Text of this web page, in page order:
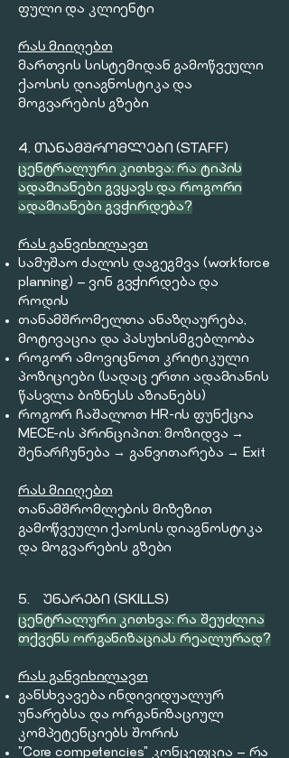
ფული და კლიენტი
რას მიიღებთ
მართვის სისტემიდან გამოწვეული
ქაოსის დიაგნოსტიკა და
მოგვარების გზები
4. ᲗᲐᲜᲐᲛᲨᲠᲝᲛᲚᲔᲑᲘ (STAFF)
​ცენტრალური კითხვა: რა ტიპის
ადამიანები გვყავს და როგორი
ადამიანები გვჭირდება?
რას განვიხილავთ
სამუშაო ძალის დაგეგმვა (workforce
planning) — ვინ გვჭირდება და
როდის
თანამშრომელთა ანაზღაურება,
მოტივაცია და პასუხისმგებლობა
როგორ ამოვიცნოთ კრიტიკული
პოზიციები (სადაც ერთი ადამიანის
წასვლა ბიზნესს აზიანებს)
როგორ ჩაშალოთ HR-ის ფუნქცია
MECE-ის პრინციპით: მოზიდვა →
შენარჩუნება → განვითარება → Exit
რას მიიღებთ
თანამშრომლების მიზეზით
გამოწვეული ქაოსის დიაგნოსტიკა
და მოგვარების გზები
5. ᲣᲜᲐᲠᲔᲑᲘ (SKILLS)
​ცენტრალური კითხვა: რა შეუძლია
თქვენს ორგანიზაციას რეალურად?
რას განვიხილავთ
განსხვავება ინდივიდუალურ
უნარებსა და ორგანიზაციულ
კომპეტენციებს შორის
"Core competencies" კონცეფცია — რა